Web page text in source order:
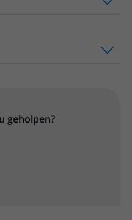
om te openen
geholpen?